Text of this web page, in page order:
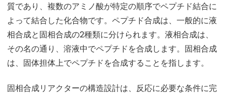
質であり、複数のアミノ酸が特定の順序でペプチド結合に
よって結合した化合物です。ペプチド合成は、一般的に液
相合成と固相合成の2種類に分けられます。液相合成は、
その名の通り、溶液中でペプチドを合成します。固相合成
は、固体担体上でペプチドを合成することを指します。
固相合成リアクターの構造設計は、反応に必要な条件に完